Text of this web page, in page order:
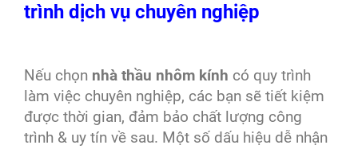
trình dịch vụ chuyên nghiệp
Nếu chọn nhà thầu nhôm kính có quy trình
làm việc chuyên nghiệp, các bạn sẽ tiết kiệm
được thời gian, đảm bảo chất lượng công
trình & uy tín về sau. Một số dấu hiệu dễ nhận